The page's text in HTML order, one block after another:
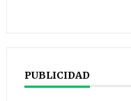
PUBLICIDAD